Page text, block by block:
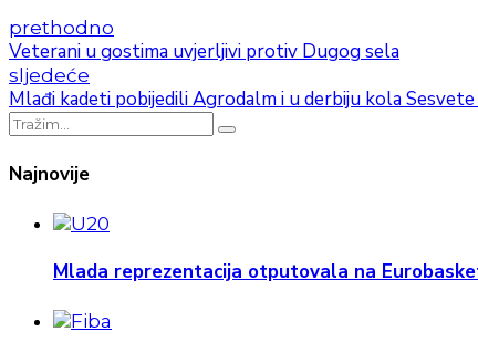
prethodno
Veterani u gostima uvjerljivi protiv Dugog sela
sljedeće
Mlađi kadeti pobijedili Agrodalm i u derbiju kola
Najnovije
Mlada reprezentacija otputovala na